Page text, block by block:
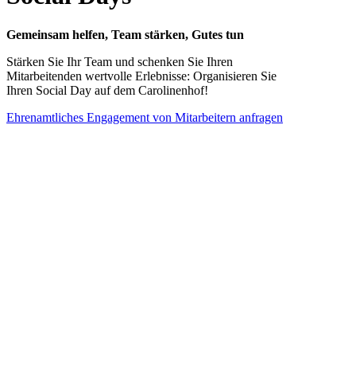
Gemeinsam helfen, Team stärken, Gutes tun
Stärken Sie Ihr Team und schenken Sie Ihren
Mitarbeitenden wertvolle Erlebnisse: Organisieren Sie
Ihren Social Day auf dem Carolinenhof!
Ehrenamtliches Engagement von Mitarbeitern anfragen